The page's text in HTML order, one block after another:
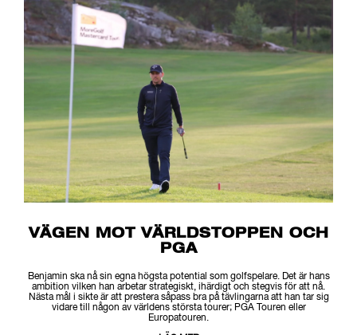
VÄGEN MOT VÄRLDSTOPPEN OCH
PGA
Benjamin ska nå sin egna högsta potential som golfspelare. Det är hans
ambition vilken han arbetar strategiskt, ihärdigt och stegvis för att nå.
Nästa mål i sikte är att prestera såpass bra på tävlingarna att han tar sig
vidare till någon av världens största tourer; PGA Touren eller
Europatouren.